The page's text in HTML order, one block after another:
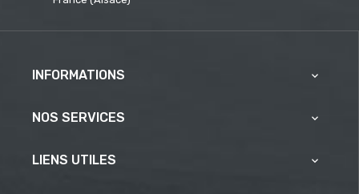
INFORMATIONS 
NOS SERVICES 
LIENS UTILES 